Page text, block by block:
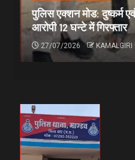
पुलिस एक्शन मोड: दुष्कर्म
आरोपी 12 घन्टे में गिरफ्तार
27/07/2026 KAMALGIRI